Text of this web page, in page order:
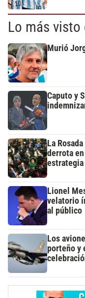
Lo más visto
Murió
Caputo y
La
derrota
estrategia
Lionel
velatorio
al público
Los
porteño y